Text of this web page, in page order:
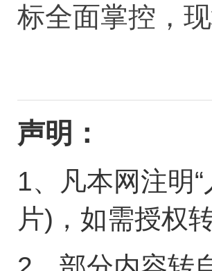
标全面掌控，
声明：
1、凡本网注明
片)，如需授权